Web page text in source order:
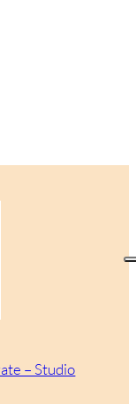
– Studio